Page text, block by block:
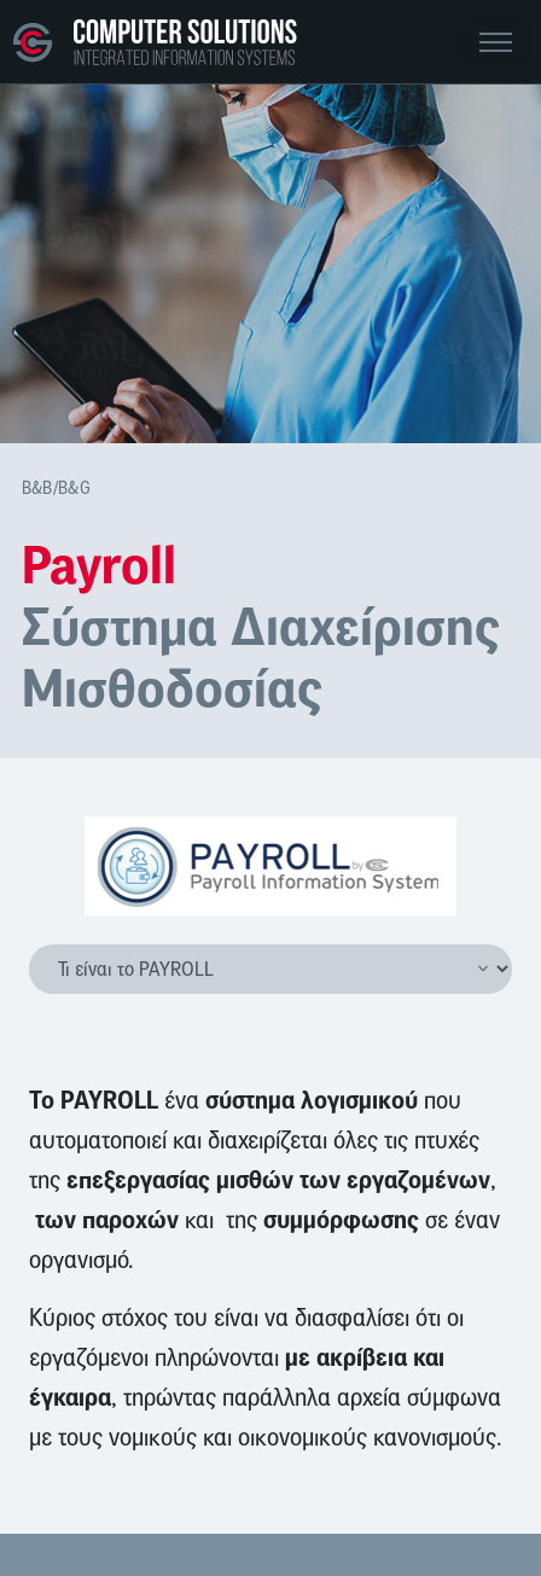
B&B/B&G
Payroll
Σύστημα Διαχείρισης
Μισθοδοσίας
Το PAYROLL ένα σύστημα λογισμικού που
αυτοματοποιεί και διαχειρίζεται όλες τις πτυχές
της επεξεργασίας μισθών των εργαζομένων,
των παροχών και της συμμόρφωσης σε έναν
οργανισμό.
Κύριος στόχος του είναι να διασφαλίσει ότι οι
εργαζόμενοι πληρώνονται με ακρίβεια και
έγκαιρα, τηρώντας παράλληλα αρχεία σύμφωνα
με τους νομικούς και οικονομικούς κανονισμούς.